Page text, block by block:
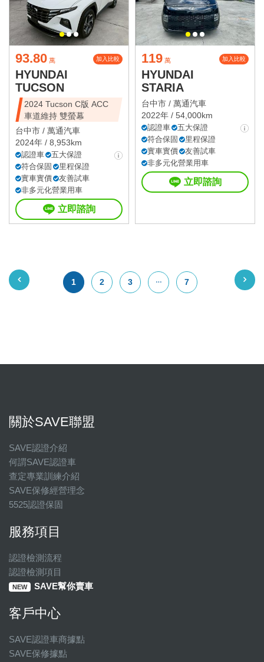
93.80 萬 加入比較
HYUNDAI
TUCSON
2024 Tucson C版 ACC
車道維持 雙螢幕
台中市 / 萬通汽車
2024年 / 8,953km
認證車
五大保證
符合保固
里程保證
實車實價
友善試車
非多元化營業用車
立即諮詢
119 萬 加入比較
HYUNDAI
STARIA
台中市 / 萬通汽車
2022年 / 54,000km
認證車
五大保證
符合保固
里程保證
實車實價
友善試車
非多元化營業用車
立即諮詢
1 2 3 7
關於SAVE聯盟
SAVE認證介紹
何謂SAVE認證車
查定專業訓練介紹
SAVE保修經營理念
5525認證保固
服務項目
認證檢測流程
認證檢測項目
NEW SAVE幫你賣車
客戶中心
SAVE認證車商據點
SAVE保修據點